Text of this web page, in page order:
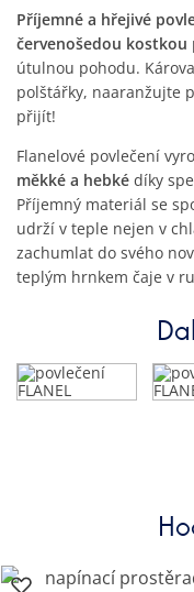
Příjemné a hřejivé
červenošedou kostkou
útulnou pohodu.
polštářky, naaranžujte
přijít!
Flanelové povlečení
měkké a hebké díky
Příjemný materiál se
udrží v teple nejen v
zachumlat do svého
teplým hrnkem čaje v